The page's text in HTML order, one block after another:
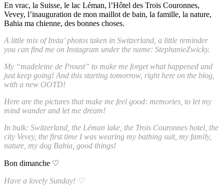
En vrac, la Suisse, le lac Léman, l’Hôtel des Trois Couronnes,
Vevey, l’inauguration de mon maillot de bain, la famille, la nature,
Bahia ma chienne, des bonnes choses.
A little mix of Insta’ photos taken in Switzerland, a little reminder
you can find me on Instagram under the name: StephanieZwicky.
My “madeleine de Proust” to make me forget what happened and
just keep going! And this starting tomorrow, right here on the blog,
with a new OOTD!
Here are the pictures that make me feel good: memories, to let my
mind wander and let me dream!
In bulk: Switzerland, the Léman lake, the Trois Couronnes hotel, the
city Vevey, the first time I was wearing my bathing suit, my family,
nature, my dog Bahia, good things!
Bon dimanche ♡
Have a lovely Sunday! ♡